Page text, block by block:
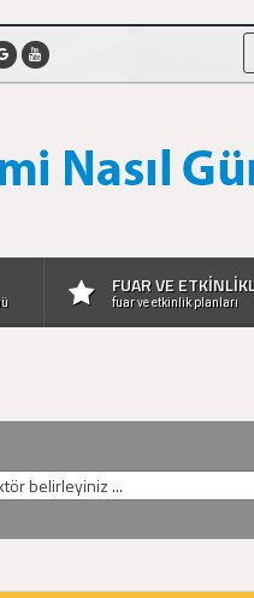
FUAR VE
fuar ve etkinlik planları